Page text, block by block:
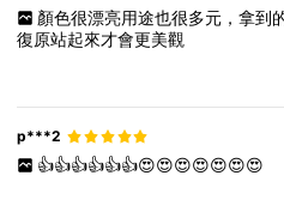
顏色很漂亮用途也很多元，拿到
復原站起來才會更美觀
p***2
👍👍👍👍👍👍😍😍😍😍😍😍😍